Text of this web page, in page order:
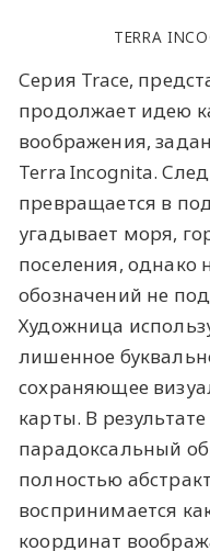
TERRA
Серия Trace,
продолжает идею
воображения,
Terra Incognita.
превращается в
угадывает моря,
поселения, однако
обозначений не
Художница
лишенное
сохраняющее
карты. В
парадоксальный
полностью
воспринимается
координат